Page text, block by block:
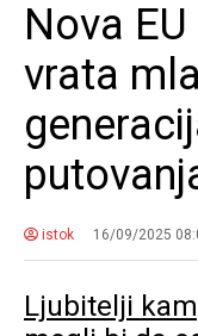
Nova
vrata
istok 16/09/2025
Ljubitelji